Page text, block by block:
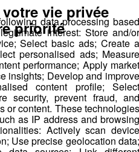
data processing
interest: Store and/or
Select basic ads; Create a
personalised ads; Measure
performance; Apply market
insights; Develop and improve
content profile; Select
security, prevent fraud, and
or content. These technologies
as IP address and browsing
Actively scan device
Use precise geolocation data;
vie privée
priorité